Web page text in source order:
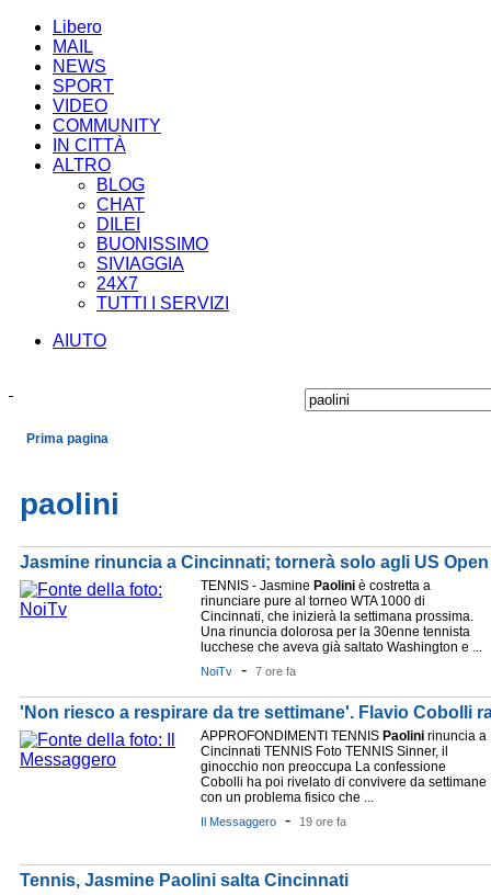
Libero
MAIL
NEWS
SPORT
VIDEO
COMMUNITY
IN CITTÀ
ALTRO
BLOG
CHAT
DILEI
BUONISSIMO
SIVIAGGIA
24X7
TUTTI I SERVIZI
AIUTO
Prima pagina
paolini
Jasmine rinuncia a Cincinnati; tornerà solo agli US Open
TENNIS - Jasmine Paolini è costretta a
rinunciare pure al torneo WTA 1000 di
Cincinnati, che inizierà la settimana prossima.
Una rinuncia dolorosa per la 30enne tennista
lucchese che aveva già saltato Washington e ...
NoiTv - 7 ore fa
'Non riesco a respirare da tre settimane'. Flavio Cobolli
APPROFONDIMENTI TENNIS Paolini rinuncia a
Cincinnati TENNIS Foto TENNIS Sinner, il
ginocchio non preoccupa La confessione
Cobolli ha poi rivelato di convivere da settimane
con un problema fisico che ...
Il Messaggero - 19 ore fa
Tennis, Jasmine Paolini salta Cincinnati